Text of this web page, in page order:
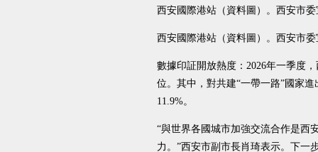
西安國際港站（資料圖）。西安市
西安國際港站（資料圖）。西安市
數據印証開放熱度：2026年一季度
位。其中，對共建“一帶一路”國家
11.9%。
“與世界各國城市加強交流合作是西
力。”西安市副市長肖琦表示。下一